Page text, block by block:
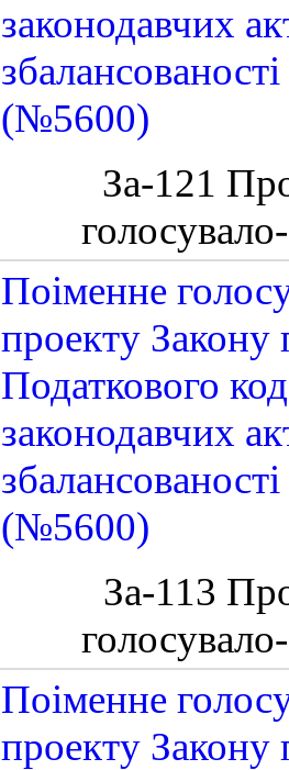
законодавчих
(№5600)
За-121
Поіменне
проекту Закону
Податкового
законодавчих
(№5600)
За-113
Поіменне
проекту Закону